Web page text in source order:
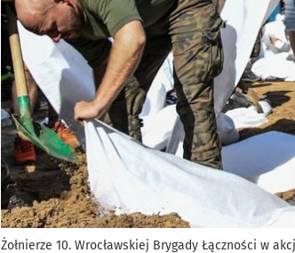
Żołnierze 10. Wrocławskiej Brygady Łączności w